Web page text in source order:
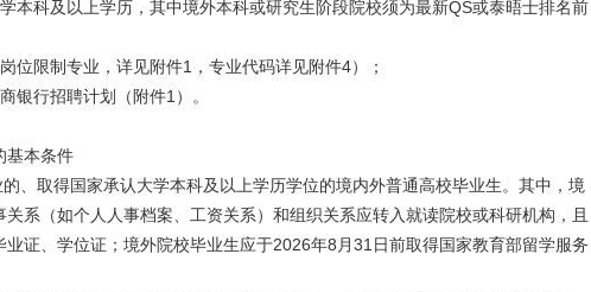
科及以上学历，其中境外本科或研究生阶段院校须为最新QS或泰晤士排名前
限制专业，详见附件1，专业代码详见附件4）；
行招聘计划（附件1）。
本条件
取得国家承认大学本科及以上学历学位的境内外普通高校毕业生。其中，境
系（如个人人事档案、工资关系）和组织关系应转入就读院校或科研机构，且
证、学位证；境外院校毕业生应于2026年8月31日前取得国家教育部留学服务